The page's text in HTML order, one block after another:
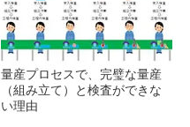
量産プロセスで、完璧な量産
（組み立て）と検査ができな
い理由